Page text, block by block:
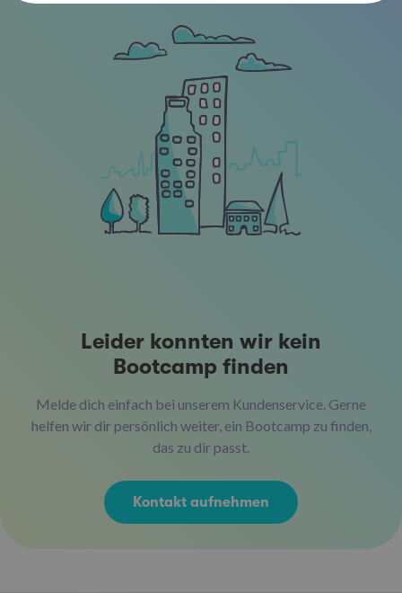
Leider konnten wir kein
Bootcamp finden
Melde dich einfach bei unserem Kundenservice. Gerne
helfen wir dir persönlich weiter, ein Bootcamp zu finden,
das zu dir passt.
Kontakt aufnehmen